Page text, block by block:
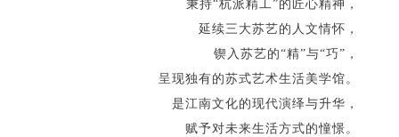
秉持“杭派精工”的匠心精神，
延续三大苏艺的人文情怀，
锲入苏艺的“精”与“巧”，
呈现独有的苏式艺术生活美学馆。
是江南文化的现代演绎与升华，
赋予对未来生活方式的憧憬。